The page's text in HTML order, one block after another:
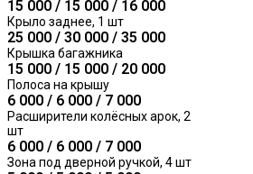
15 000 / 15 000 / 16 000
Крыло заднее, 1 шт
25 000 / 30 000 / 35 000
Крышка багажника
15 000 / 15 000 / 20 000
Полоса на крышу
6 000 / 6 000 / 7 000
Расширители колёсных арок, 2
шт
6 000 / 6 000 / 7 000
Зона под дверной ручкой, 4 шт